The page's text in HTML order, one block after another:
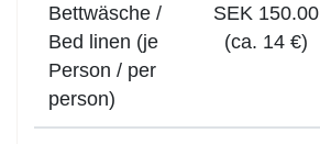
Bettwäsche /
Bed linen (je
Person / per
person)
SEK 150.00
(ca. 14 €)